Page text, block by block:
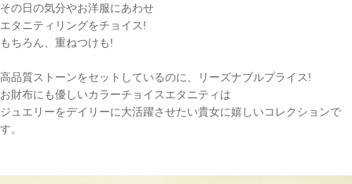
その日の気分やお洋服にあわせ
エタニティリングをチョイス!
もちろん、重ねつけも!
高品質ストーンをセットしているのに、リーズナブルプライス!
お財布にも優しいカラーチョイスエタニティは
ジュエリーをデイリーに大活躍させたい貴女に嬉しいコレクションで
す。